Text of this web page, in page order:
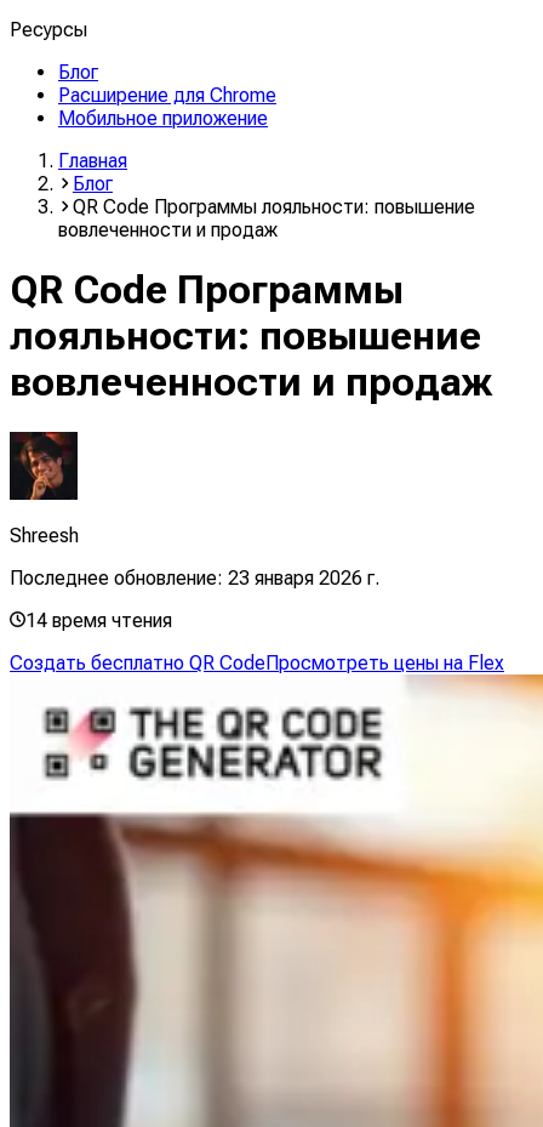
Ресурсы
Блог
Расширение для Chrome
Мобильное приложение
Главная
Блог
QR Code Программы лояльности: повышение
вовлеченности и продаж
QR Code Программы
лояльности: повышение
вовлеченности и продаж
Shreesh
Последнее обновление: 23 января 2026 г.
14 время чтения
Создать бесплатно QR CodeПросмотреть цены на Flex